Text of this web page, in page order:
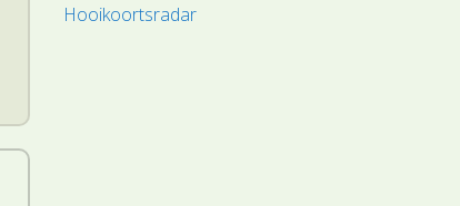
Hooikoortsradar